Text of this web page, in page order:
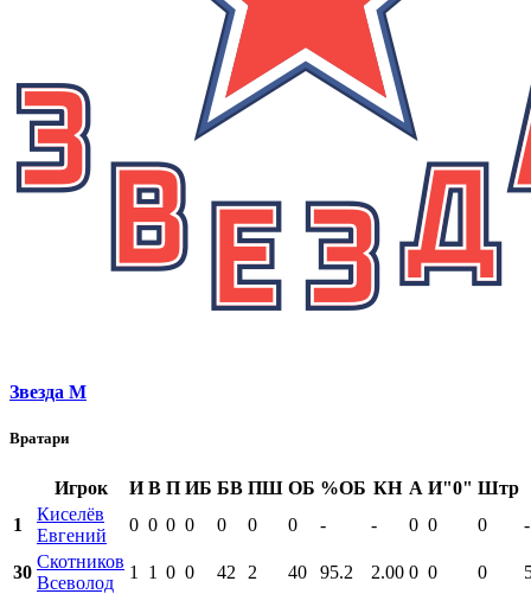
Звезда М
Вратари
Игрок И В П ИБ БВ ПШ ОБ %ОБ КН А И"0" Штр
1
Киселёв
Евгений
0 0 0 0 0 0 0 - - 0 0 0 -
30
Скотников
Всеволод
1 1 0 0 42 2 40 95.2 2.00 0 0 0